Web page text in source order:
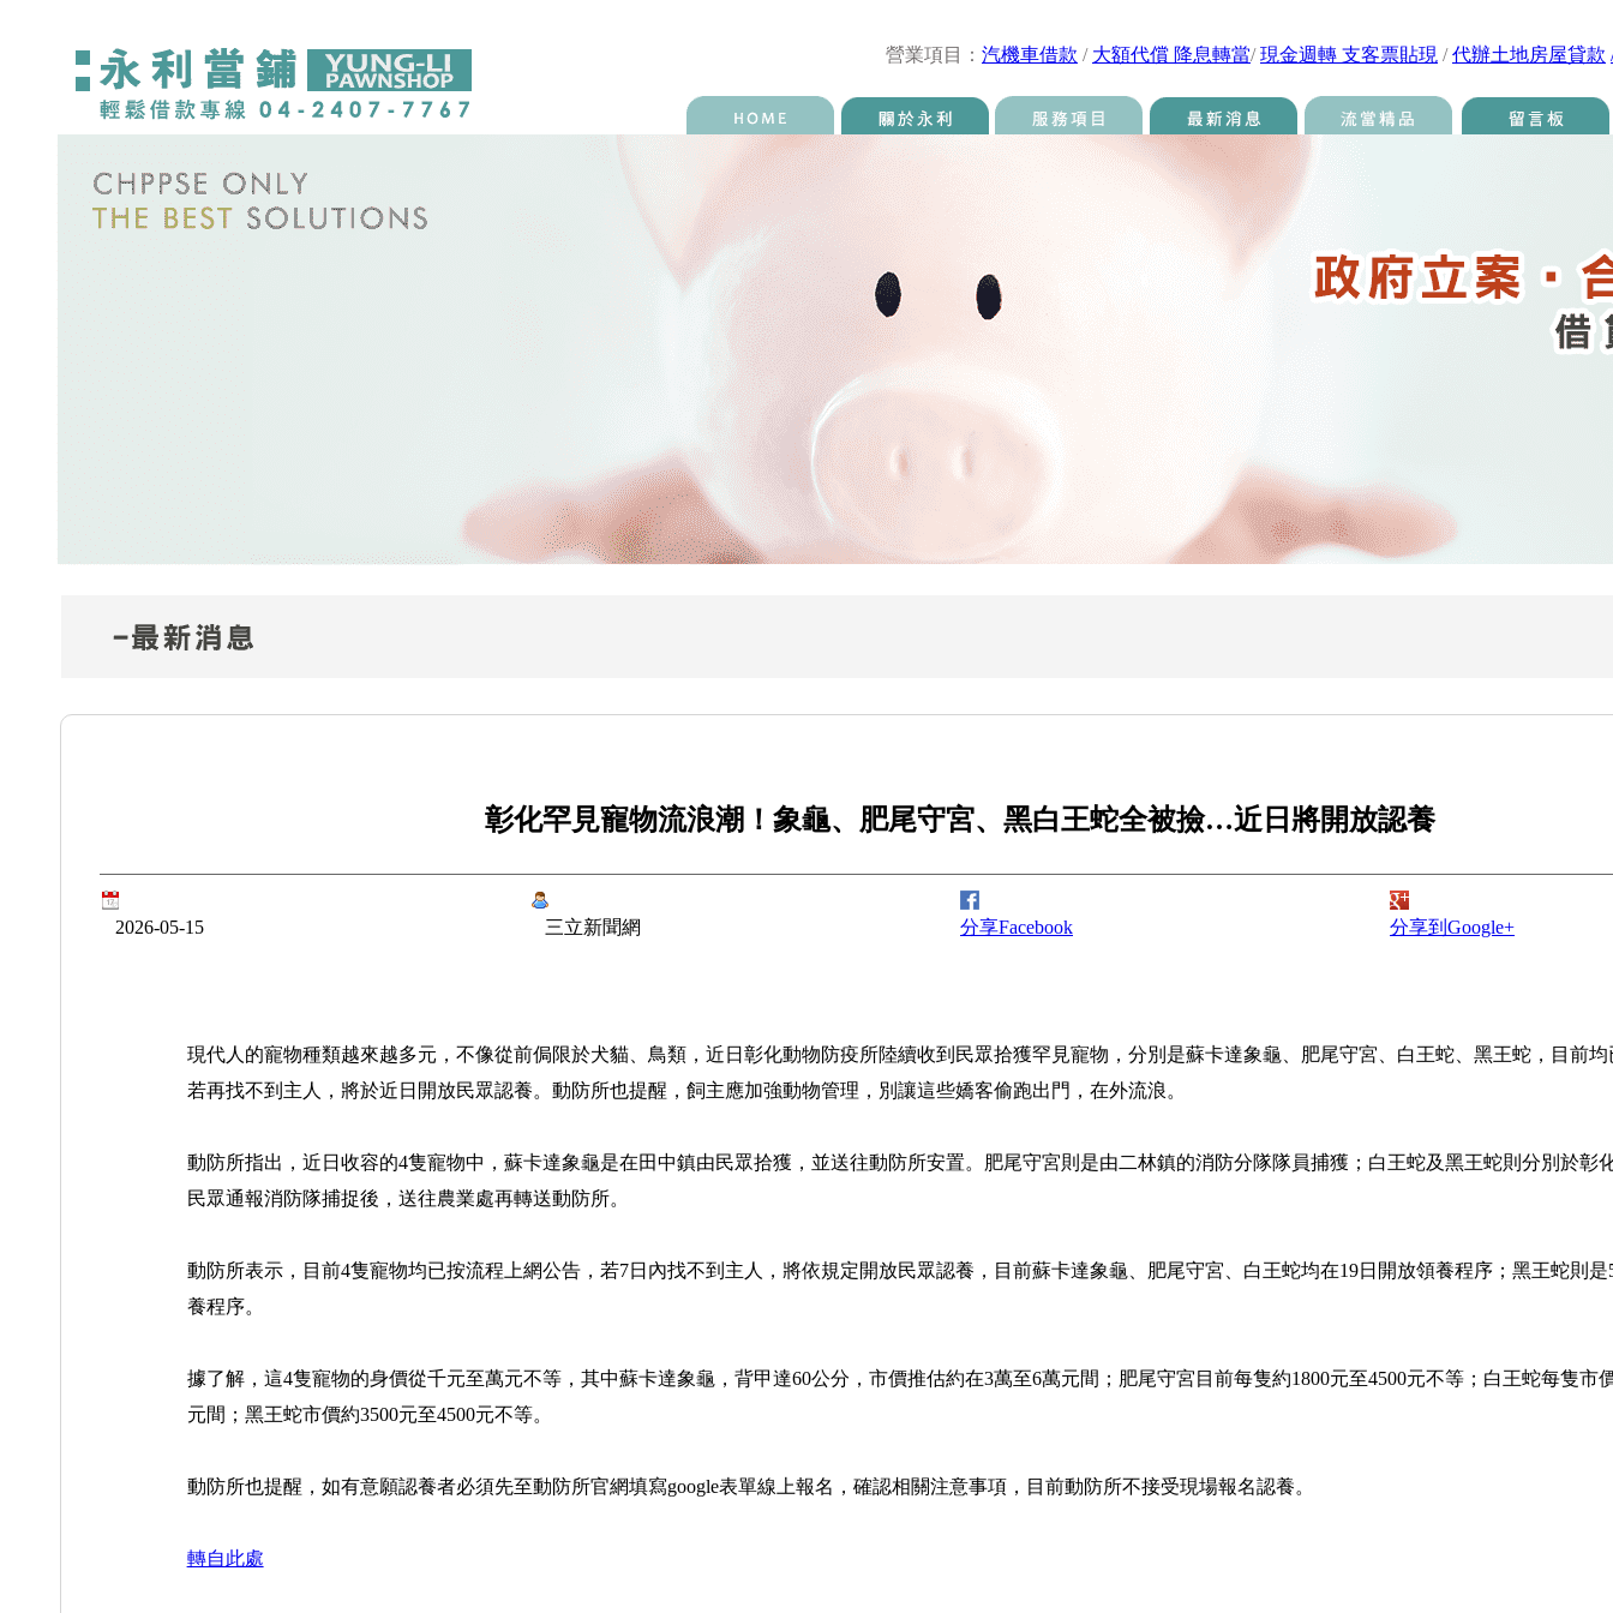
營業項目： 汽機車借款 / 大額代償 降息轉當/現金週轉 支客票貼現 /代辦土地房屋貸款
彰化罕見寵物流浪潮！象龜、肥尾守宮、黑白王蛇全被撿…近日將開放認養
2026-05-15 三立新聞網 分享Facebook 分享到Google+
現代人的寵物種類越來越多元，不像從前侷限於犬貓、鳥類，近日彰化動物防疫所陸續收到民眾拾獲罕見寵物，分別是蘇卡達象龜、肥尾守宮、白王蛇、黑王蛇，目前
若再找不到主人，將於近日開放民眾認養。動防所也提醒，飼主應加強動物管理，別讓這些嬌客偷跑出門，在外流浪。
動防所指出，近日收容的4隻寵物中，蘇卡達象龜是在田中鎮由民眾拾獲，並送往動防所安置。肥尾守宮則是由二林鎮的消防分隊隊員捕獲；白王蛇及黑王蛇則分別於彰
民眾通報消防隊捕捉後，送往農業處再轉送動防所。
動防所表示，目前4隻寵物均已按流程上網公告，若7日內找不到主人，將依規定開放民眾認養，目前蘇卡達象龜、肥尾守宮、白王蛇均在19日開放領養程序；黑王蛇則是
養程序。
據了解，這4隻寵物的身價從千元至萬元不等，其中蘇卡達象龜，背甲達60公分，市價推估約在3萬至6萬元間；肥尾守宮目前每隻約1800元至4500元不等；白王蛇每隻市
元間；黑王蛇市價約3500元至4500元不等。
動防所也提醒，如有意願認養者必須先至動防所官網填寫google表單線上報名，確認相關注意事項，目前動防所不接受現場報名認養。
轉自此處